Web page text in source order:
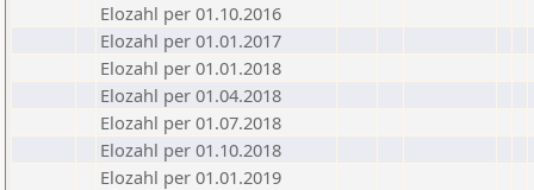
Elozahl per 01.10.2016
Elozahl per 01.01.2017
Elozahl per 01.01.2018
Elozahl per 01.04.2018
Elozahl per 01.07.2018
Elozahl per 01.10.2018
Elozahl per 01.01.2019